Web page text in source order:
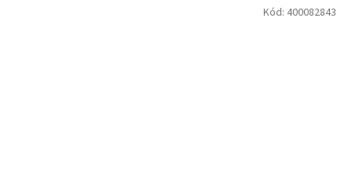
Kód: 400082843